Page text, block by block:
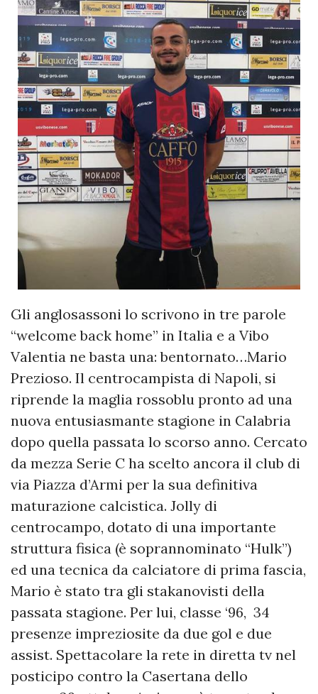
Gli anglosassoni lo scrivono in tre parole
“welcome back home” in Italia e a Vibo
Valentia ne basta una: bentornato…Mario
Prezioso. Il centrocampista di Napoli, si
riprende la maglia rossoblu pronto ad una
nuova entusiasmante stagione in Calabria
dopo quella passata lo scorso anno. Cercato
da mezza Serie C ha scelto ancora il club di
via Piazza d’Armi per la sua definitiva
maturazione calcistica. Jolly di
centrocampo, dotato di una importante
struttura fisica (è soprannominato “Hulk”)
ed una tecnica da calciatore di prima fascia,
Mario è stato tra gli stakanovisti della
passata stagione. Per lui, classe ‘96, 34
presenze impreziosite da due gol e due
assist. Spettacolare la rete in diretta tv nel
posticipo contro la Casertana dello